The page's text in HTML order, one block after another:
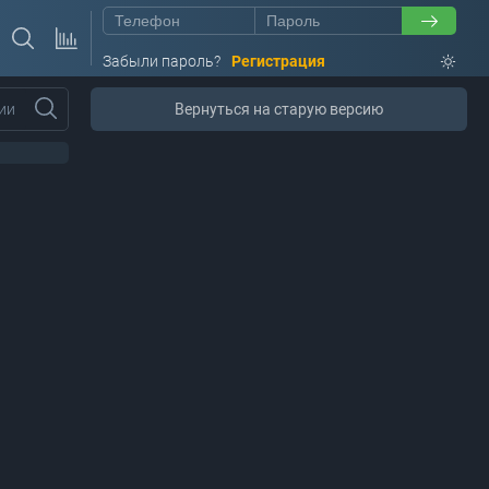
Забыли пароль? Регистрация
Вернуться на старую версию